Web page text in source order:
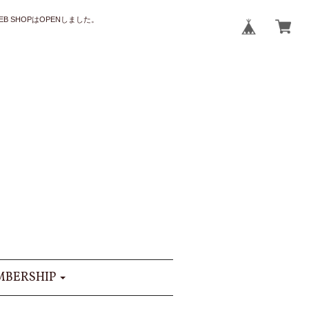
SHOPはOPENしました。